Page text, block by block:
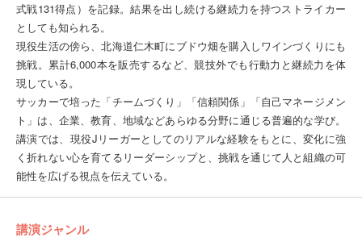
式戦131得点）を記録。結果を出し続ける継続力を持つストライカー
としても知られる。
現役生活の傍ら、北海道仁木町にブドウ畑を購入しワインづくりにも
挑戦。累計6,000本を販売するなど、競技外でも行動力と継続力を体
現している。
サッカーで培った「チームづくり」「信頼関係」「自己マネージメン
ト」は、企業、教育、地域などあらゆる分野に通じる普遍的な学び。
講演では、現役Jリーガーとしてのリアルな経験をもとに、変化に強
く折れない心を育てるリーダーシップと、挑戦を通じて人と組織の可
能性を広げる視点を伝えている。
講演ジャンル